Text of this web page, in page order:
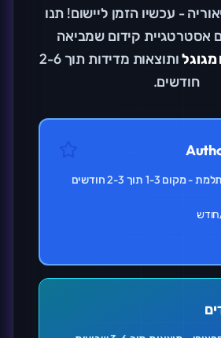
- עכשיו הזמן ליישום! תנו
אסטרטגיית קידום שמביאה
מגוגל
ותוצאות מדידות תוך 2-6
חודשים.
1-3 תוך 2-3 חודשים